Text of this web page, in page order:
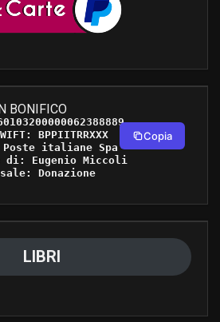
BONIFICO
BPPIITRRXXX
Poste italiane Spa
di: Eugenio Miccoli
Donazione
Copia
LIBRI